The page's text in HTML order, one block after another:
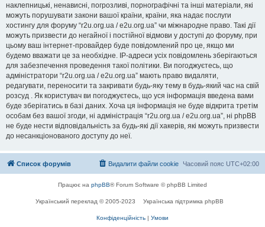
наклепницькі, ненависні, погрозливі, порнографічні та інші матеріали, які
можуть порушувати закони вашої країни, країни, яка надає послуги
хостингу для форуму “r2u.org.ua / e2u.org.ua” чи міжнародне право. Такі дії
можуть призвести до негайної і постійної відмови у доступі до форуму, при
цьому ваш інтернет-провайдер буде повідомлений про це, якщо ми
будемо вважати це за необхідне. IP-адреси усіх повідомлень зберігаються
для забезпечення проведення такої політики. Ви погоджуєтесь, що
адміністратори “r2u.org.ua / e2u.org.ua” мають право видаляти,
редагувати, переносити та закривати будь-яку тему в будь-який час на свій
розсуд . Як користувач ви погоджуєтесь, що уся інформація введена вами
буде зберігатись в базі даних. Хоча ця інформація не буде відкрита третім
особам без вашої згоди, ні адміністрація “r2u.org.ua / e2u.org.ua”, ні phpBB
не буде нести відповідальність за будь-які дії хакерів, які можуть призвести
до несанкціонованого доступу до неї.
Список форумів Часовий пояс UTC+02:00
Видалити файли cookie
Працює на phpBB® Forum Software © phpBB Limited
Український переклад © 2005-2023 Українська підтримка phpBB
Конфіденційність | Умови